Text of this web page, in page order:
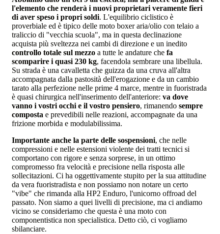
l'elemento che renderà i nuovi proprietari veramente fieri
di aver speso i propri soldi. L'equilibrio ciclistico è
proverbiale ed è tipico delle moto boxer aria/olio con telaio a
traliccio di "vecchia scuola", ma in questa declinazione
acquista più sveltezza nei cambi di direzione e un inedito
controllo totale sul mezzo a tutte le andature che fa
scomparire i quasi 230 kg, facendola sembrare una libellula.
Su strada è una cavalletta che guizza da una cruva all'altra
accompagnata dalla pastosità dell'erogazione e da un cambio
tarato alla perfezione nelle prime 4 marce, mentre in fuoristrada
è quasi chirurgica nell'inserimento dell'anteriore: va dove
vanno i vostri occhi e il vostro pensiero, rimanendo sempre
composta e prevedibili nelle reazioni, accompagnate da una
frizione morbida e modulabilissima.
Importante anche la parte delle sospensioni, che nelle
compressioni e nelle estensioni violente dei tratti tecnici si
comportano con rigore e senza sorprese, in un ottimo
compromesso fra velocità e precisione nella risposta alle
sollecitazioni. Ci ha oggettivamente stupito per la sua attitudine
da vera fuoristradista e non possiamo non notare un certo
"vibe" che rimanda alla HP2 Enduro, l'unicorno offroad del
passato. Non siamo a quei livelli di precisione, ma ci andiamo
vicino se consideriamo che questa è una moto con
componentistica non specialistica. Detto ciò, ci vogliamo
sbilanciare.